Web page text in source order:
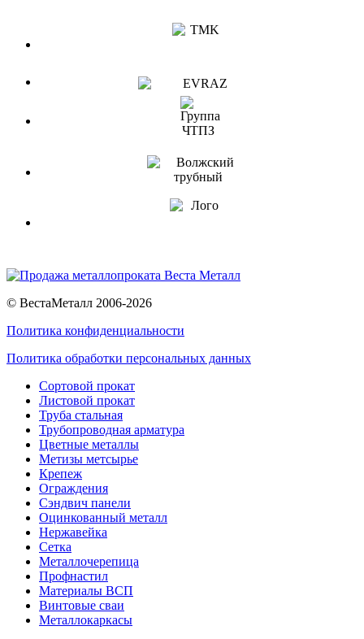
© ВестаМеталл 2006-2026
Политика конфиденциальности
Политика обработки персональных данных
Сортовой прокат
Листовой прокат
Труба стальная
Трубопроводная арматура
Цветные металлы
Метизы метсырье
Крепеж
Ограждения
Сэндвич панели
Оцинкованный металл
Нержавейка
Сетка
Металлочерепица
Профнастил
Материалы ВСП
Винтовые сваи
Металлокаркасы